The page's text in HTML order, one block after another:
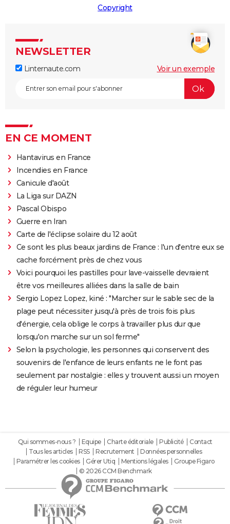
Copyright
NEWSLETTER
Linternaute.com Voir un exemple
EN CE MOMENT
Hantavirus en France
Incendies en France
Canicule d'août
La Liga sur DAZN
Pascal Obispo
Guerre en Iran
Carte de l'éclipse solaire du 12 août
Ce sont les plus beaux jardins de France : l'un d'entre eux se
cache forcément près de chez vous
Voici pourquoi les pastilles pour lave-vaisselle devraient
être vos meilleures alliées dans la salle de bain
Sergio Lopez Lopez, kiné : "Marcher sur le sable sec de la
plage peut nécessiter jusqu'à près de trois fois plus
d'énergie, cela oblige le corps à travailler plus dur que
lorsqu'on marche sur un sol ferme"
Selon la psychologie, les personnes qui conservent des
souvenirs de l'enfance de leurs enfants ne le font pas
seulement par nostalgie : elles y trouvent aussi un moyen
de réguler leur humeur
Qui sommes-nous ? Equipe Charte éditoriale Publicité
Contact
Tous les articles
RSS Recrutement
Données personnelles
Paramétrer les cookies
Gérer Utiq Mentions légales
Groupe Figaro
© 2026 CCM Benchmark